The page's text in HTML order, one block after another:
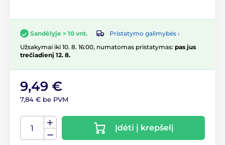
Sandėlyje > 10 vnt.
Pristatymo galimybės ›
Užsakymai iki 10. 8. 16:00, numatomas pristatymas: pas jus
trečiadienį 12. 8.
9,49 €
7,84 € be PVM
Įdėti į krepšelį